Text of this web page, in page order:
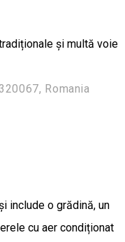
și multă voie
Romania
include o grădină, un
cu aer condiționat